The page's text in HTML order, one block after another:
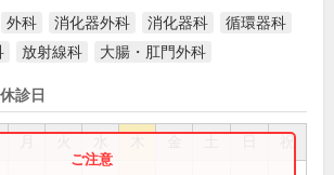
外科 消化器外科 消化器科
循環器科
放射線科 大腸・肛門外科
診日
祝